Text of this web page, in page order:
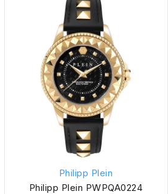
Philipp Plein
Philipp Plein PWPQA0224